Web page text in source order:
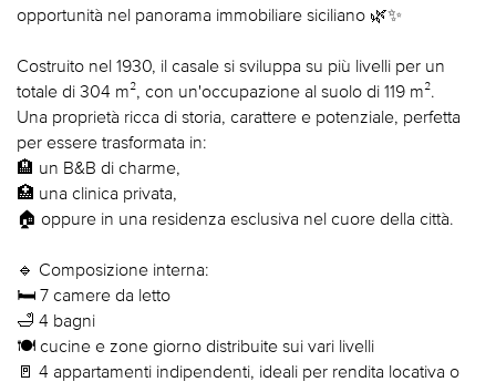
opportunità nel panorama immobiliare siciliano 🌿✨
Costruito nel 1930, il casale si sviluppa su più livelli per un
totale di 304 m², con un'occupazione al suolo di 119 m².
Una proprietà ricca di storia, carattere e potenziale, perfetta
per essere trasformata in:
🏨 un B&B di charme,
🏥 una clinica privata,
🏠 oppure in una residenza esclusiva nel cuore della città.
🔹 Composizione interna:
🛏️ 7 camere da letto
🛁 4 bagni
🍽️ cucine e zone giorno distribuite sui vari livelli
🚪 4 appartamenti indipendenti, ideali per rendita locativa o